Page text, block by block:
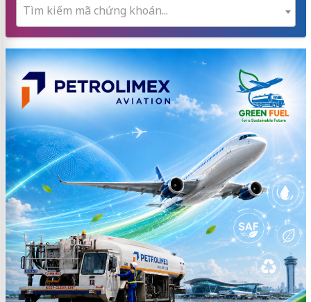
Tìm kiếm mã chứng khoán...